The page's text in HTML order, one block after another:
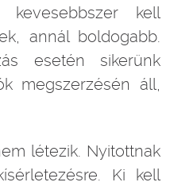
kell
annál boldogabb.
esetén sikerünk
megszerzésén áll,
létezik. Nyitottnak
Ki kell